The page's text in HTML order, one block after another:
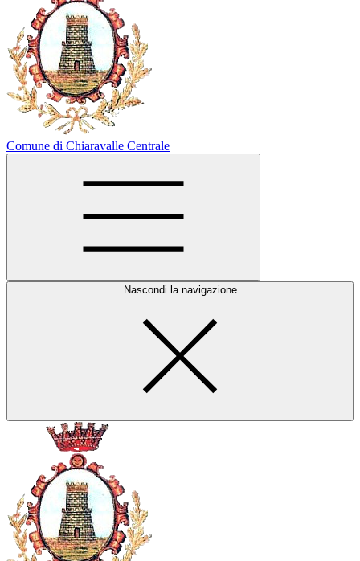
Comune di Chiaravalle Centrale
Nascondi la navigazione